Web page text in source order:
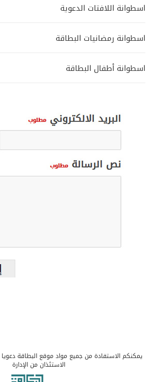
اسطوانة اللافتات الدعوية
اسطوانة رمضانيات البطاقة
اسطوانة أطفال البطاقة
يمكنكم الاستفادة من جميع مواد موقع البطاقة دعويا
الاستئذان من الإدارة